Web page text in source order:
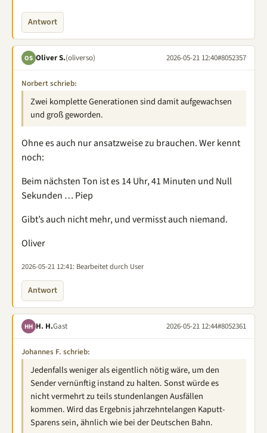
Antwort
OS Oliver S.(oliverso) 2026-05-21 12:40#8052357
Norbert schrieb:
Zwei komplette Generationen sind damit aufgewachsen
und groß geworden.
Ohne es auch nur ansatzweise zu brauchen. Wer kennt
noch:
Beim nächsten Ton ist es 14 Uhr, 41 Minuten und Null
Sekunden … Piep
Gibt’s auch nicht mehr, und vermisst auch niemand.
Oliver
2026-05-21 12:41: Bearbeitet durch User
Antwort
HH H. H.Gast 2026-05-21 12:44#8052361
Johannes F. schrieb:
Jedenfalls weniger als eigentlich nötig wäre, um den
Sender vernünftig instand zu halten. Sonst würde es
nicht vermehrt zu teils stundenlangen Ausfällen
kommen. Wird das Ergebnis jahrzehntelangen Kaputt-
Sparens sein, ähnlich wie bei der Deutschen Bahn.